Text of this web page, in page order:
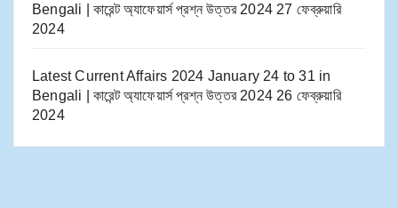
Bengali | কারেন্ট অ্যাফেয়ার্স প্রশ্ন উত্তর 2024 27 ফেব্রুয়ারি
2024
Latest Current Affairs 2024 January 24 to 31​ in
Bengali | কারেন্ট অ্যাফেয়ার্স প্রশ্ন উত্তর 2024 26 ফেব্রুয়ারি
2024